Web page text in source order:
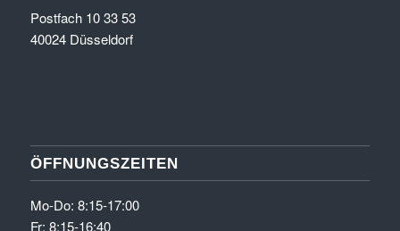
Postfach 10 33 53
40024 Düsseldorf
ÖFFNUNGSZEITEN
Mo-Do: 8:15-17:00
Fr: 8:15-16:40